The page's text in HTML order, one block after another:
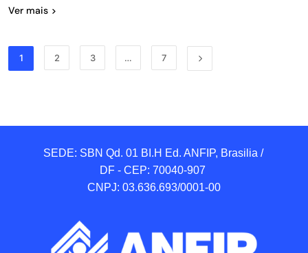
Ver mais
1 2 3 … 7
SEDE: SBN Qd. 01 BI.H Ed. ANFIP, Brasilia /
DF - CEP: 70040-907
CNPJ: 03.636.693/0001-00